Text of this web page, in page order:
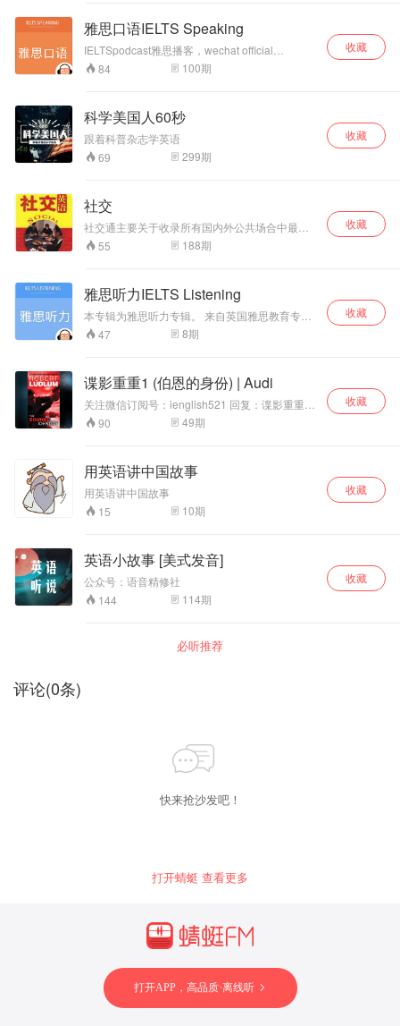
均阅读水平。 如果您不了解您孩子能读什么书，
欢迎留言哈！
雅思口语IELTS Speaking
IELTSpodcast雅思播客，wechat official
account: English Exam Podcast。来自英国雅思
教育专家Ben的雅思学习频道。提供新鲜丰富的
文修改指导/网络在线课程。
84 100期
收藏
科学美国人60秒
跟着科普杂志学英语
69
299期
收藏
社交
社交通主要关于收录所有国内外公共场合中最常
使用的英语会话与信息,搭配专业美籍老师录音,并
以简明的英语实况会话的方式。
55 188期
收藏
雅思听力IELTS Listening
本专辑为雅思听力专辑。 来自英国雅思教育专家
Ben的雅思学习频道。提供新鲜丰富的资料，标
准答案，学习指南和应试技巧，雅思作文修改指
专业指导雅思考试，经验丰富。他热爱英语教
学，并将教学经验以广播节目的方式分享给大
家。在IELTSPodcast的节目中，他将采访雅思考
官和考生，帮助大家提高成绩，实现梦想。
47 8期
收藏
谍影重重1 (伯恩的身份) | Audi
关注微信订阅号：ienglish521 回复：谍影重重，
获取相应《The Bourne Identity》电子书。 他没
有过去，也可能不再会有未来。他只知道自己被
容手术，臀部皮下还藏着微型胶片，其内容是一
组数字……这些线索引领他来到了苏黎世银行，
却发现一个名为“杰森·伯恩”的身份，和一个四百
万美金巨款的神秘账户！
90 49期
收藏
用英语讲中国故事
用英语讲中国故事
15
10期
收藏
英语小故事 [美式发音]
公众号：语音精修社
144
114期
收藏
必听推荐
评论(0条)
快来抢沙发吧！
打开蜻蜓 查看更多
打开APP，高品质·离线听